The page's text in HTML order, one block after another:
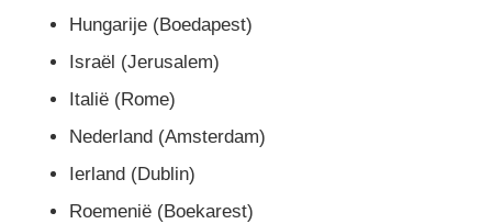
Hungarije (Boedapest)
Israël (Jerusalem)
Italië (Rome)
Nederland (Amsterdam)
Ierland (Dublin)
Roemenië (Boekarest)